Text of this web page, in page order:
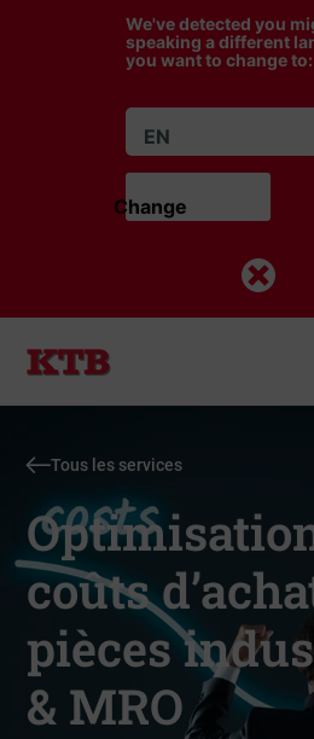
We've detected you
speaking a different
you want to change to:
EN
Change
Tous les services
coûts
pièces
& MRO